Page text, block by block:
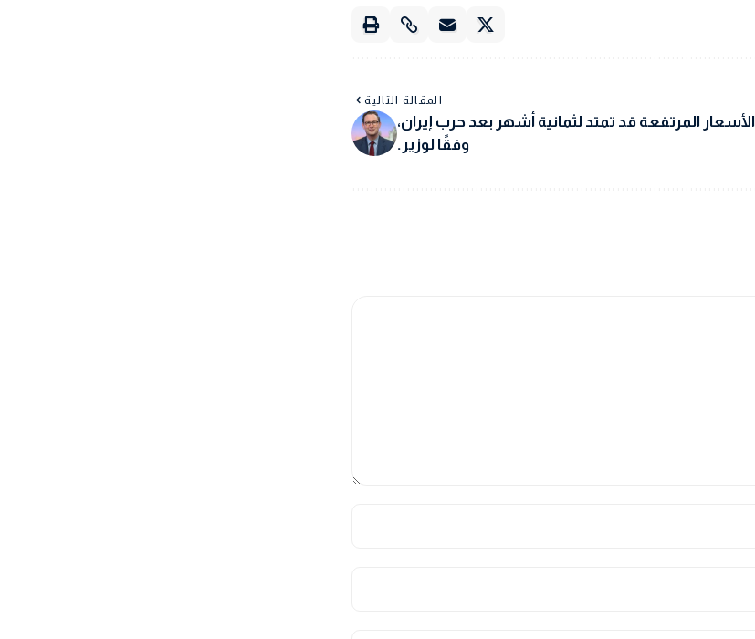
المقالة التالية
الأسعار المرتفعة قد تمتد لثمانية أشهر بعد حرب إيران،
وفقًا لوزير.